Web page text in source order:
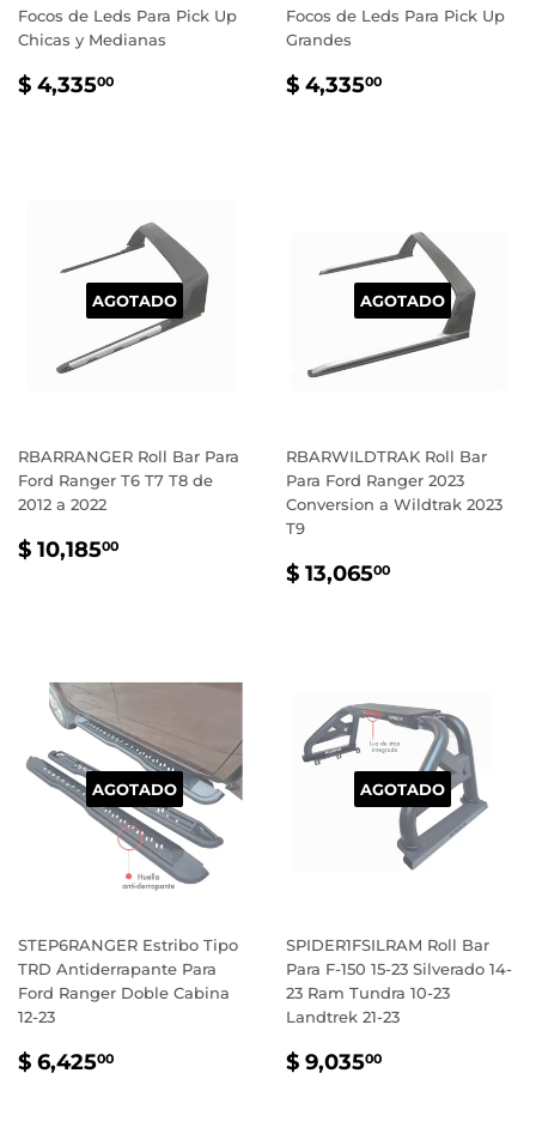
Focos de Leds Para Pick Up
Chicas y Medianas
PRECIO
$ 4,33500
Focos de Leds Para Pick Up
Grandes
PRECIO
$ 4,33500
AGOTADO
RBARRANGER Roll Bar Para
Ford Ranger T6 T7 T8 de
2012 a 2022
PRECIO
$ 10,18500
AGOTADO
RBARWILDTRAK Roll Bar
Para Ford Ranger 2023
Conversion a Wildtrak 2023
T9
PRECIO
$ 13,06500
AGOTADO
STEP6RANGER Estribo Tipo
TRD Antiderrapante Para
Ford Ranger Doble Cabina
12-23
PRECIO
$ 6,42500
AGOTADO
SPIDER1FSILRAM Roll Bar
Para F-150 15-23 Silverado 14-
23 Ram Tundra 10-23
Landtrek 21-23
PRECIO
$ 9,03500